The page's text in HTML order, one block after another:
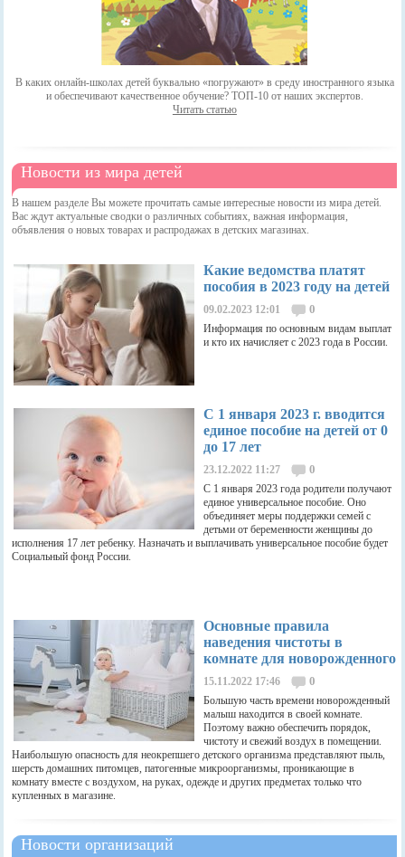
В каких онлайн-школах детей буквально «погружают» в среду иностранного языка
и обеспечивают качественное обучение? ТОП-10 от наших экспертов.
Читать статью
Новости из мира детей
В нашем разделе Вы можете прочитать самые интересные новости из мира детей.
Вас ждут актуальные сводки о различных событиях, важная информация,
объявления о новых товарах и распродажах в детских магазинах.
Какие ведомства платят
пособия в 2023 году на детей
09.02.2023 12:01 0
Информация по основным видам выплат
и кто их начисляет с 2023 года в России.
С 1 января 2023 г. вводится
единое пособие на детей от 0
до 17 лет
23.12.2022 11:27 0
С 1 января 2023 года родители получают
единое универсальное пособие. Оно
объединяет меры поддержки семей с
детьми от беременности женщины до
исполнения 17 лет ребенку. Назначать и выплачивать универсальное пособие будет
Социальный фонд России.
Основные правила
наведения чистоты в
комнате для новорожденного
15.11.2022 17:46 0
Большую часть времени новорожденный
малыш находится в своей комнате.
Поэтому важно обеспечить порядок,
чистоту и свежий воздух в помещении.
Наибольшую опасность для неокрепшего детского организма представляют пыль,
шерсть домашних питомцев, патогенные микроорганизмы, проникающие в
комнату вместе с воздухом, на руках, одежде и других предметах только что
купленных в магазине.
Новости организаций